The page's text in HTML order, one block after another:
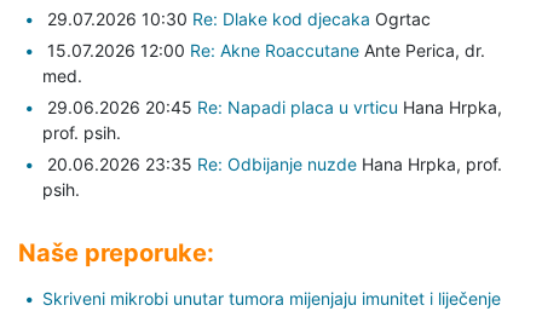
29.07.2026 10:30 Re: Dlake kod djecaka Ogrtac
15.07.2026 12:00 Re: Akne Roaccutane Ante Perica, dr.
med.
29.06.2026 20:45 Re: Napadi placa u vrticu Hana Hrpka,
prof. psih.
20.06.2026 23:35 Re: Odbijanje nuzde Hana Hrpka, prof.
psih.
Naše preporuke:
Skriveni mikrobi unutar tumora mijenjaju imunitet i liječenje